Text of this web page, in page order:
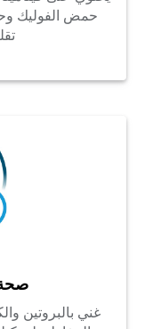
حمض الفوليك
غني بالبروتين